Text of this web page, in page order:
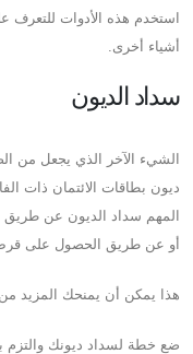
استخدم هذه الأدوات للتعرف
أشياء أخرى.
سداد الديون
الشيء الآخر الذي يجعل من
ديون بطاقات الائتمان ذات
المهم سداد الديون عن طريق
أو عن طريق الحصول على
هذا يمكن أن يمنحك المزيد من
ضع خطة لسداد ديونك والتزم